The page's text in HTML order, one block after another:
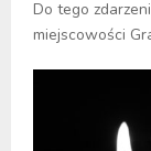
Do tego
miejscowości